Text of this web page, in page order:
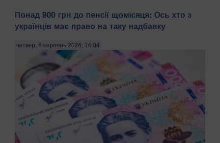
Понад 900 грн до пенсії щомісяця: Ось хто з
українців має право на таку надбавку
четвер, 6 серпень 2026, 14:04